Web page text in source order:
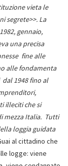
vieta le
segrete>>. La
gennaio,
una precisa
fine alle
alle fondamenta
1948 fino al
illeciti che si
mezza Italia. Tutti
loggia guidata
al cittadino che
logge: viene